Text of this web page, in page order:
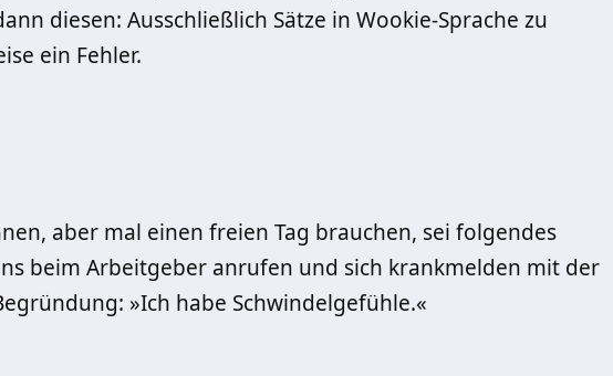
diesen: Ausschließlich Sätze in Wookie-Sprache zu
ein Fehler.
aber mal einen freien Tag brauchen, sei folgendes
beim Arbeitgeber anrufen und sich krankmelden mit der
»Ich habe Schwindelgefühle.«